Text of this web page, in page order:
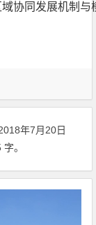
协同发展机制
年7月20日
。